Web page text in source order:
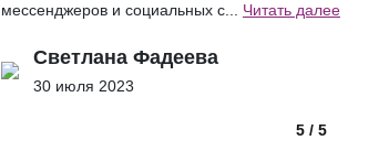
мессенджеров и социальных с... Читать далее
Светлана Фадеева
30 июля 2023
5 / 5